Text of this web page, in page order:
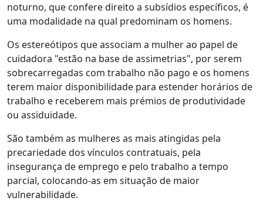
noturno, que confere direito a subsídios específicos, é
uma modalidade na qual predominam os homens.
Os estereótipos que associam a mulher ao papel de
cuidadora "estão na base de assimetrias", por serem
sobrecarregadas com trabalho não pago e os homens
terem maior disponibilidade para estender horários de
trabalho e receberem mais prémios de produtividade
ou assiduidade.
São também as mulheres as mais atingidas pela
precariedade dos vínculos contratuais, pela
insegurança de emprego e pelo trabalho a tempo
parcial, colocando-as em situação de maior
vulnerabilidade.